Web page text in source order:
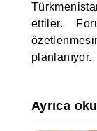
ettiler.
planlanıyor.
Ayrıca